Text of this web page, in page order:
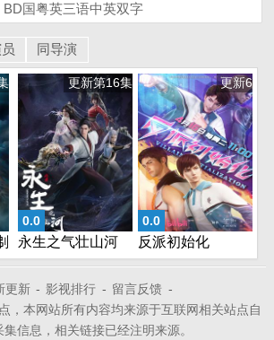
BD国粤英三语中英双字
同导演
0.0
更新第16集
永生之气壮山河
0.0
更新6
反派初始化
更新 - 影视排行 - 留言反馈 -
，本网站所有内容均来源于互联网相关站点自
集信息，相关链接已经注明来源。